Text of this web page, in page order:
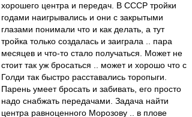
хорошего центра и передач. В СССР тройки
годами наигрывались и они с закрытыми
глазами понимали что и как делать, а тут
тройка только создалась и заиграла .. пара
месяцев и что-то стало получаться. Может не
стоит так уж бросаться .. может и хорошо что с
Голди так быстро расставались торопыги.
Парень умеет бросать и забивать, его просто
надо снабжать передачами. Задача найти
центра равноценного Морозову .. в плове